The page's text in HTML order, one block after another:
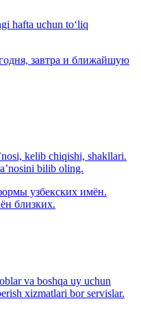
hafta uchun to‘liq
завтра и ближайшую
kelib chiqishi, shakllari.
bilib oling.
узбекских имён.
близких.
va boshqa uy uchun
xizmatlari bor servislar.